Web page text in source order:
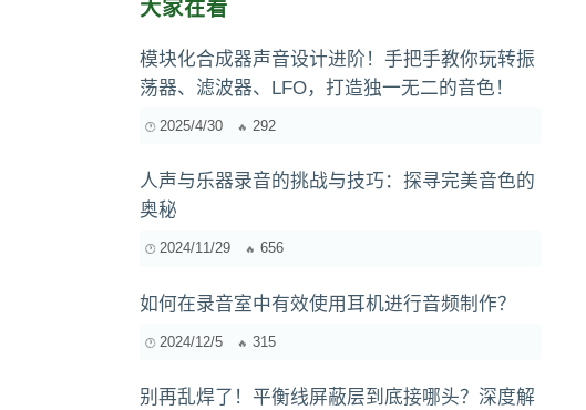
大家在看
模块化合成器声音设计进阶！手把手教你玩转振
荡器、滤波器、LFO，打造独一无二的音色！
2025/4/30 292
人声与乐器录音的挑战与技巧：探寻完美音色的
奥秘
2024/11/29 656
如何在录音室中有效使用耳机进行音频制作？
2024/12/5 315
别再乱焊了！平衡线屏蔽层到底接哪头？深度解